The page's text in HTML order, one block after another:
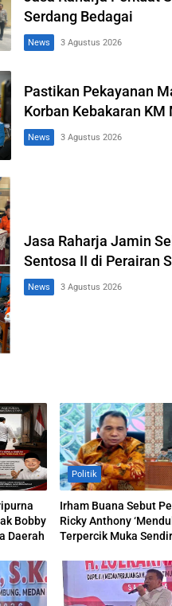
Serdang Bedagai
News 3 Agustus 2026
Pastikan Pekayanan
Korban Kebakaran
News 3 Agustus 2026
Jasa Raharja Jamin
Sentosa II di Perairan
News 3 Agustus 2026
Bobby
Daerah
Politik
Irham Buana Sebut
Ricky Anthony
Terpercik Muka